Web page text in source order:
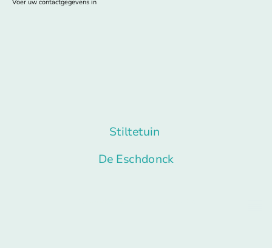
Voer uw contactgegevens in
Stiltetuin
De Eschdonck